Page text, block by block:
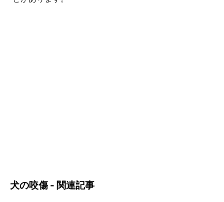
犬の咬傷 - 関連記事